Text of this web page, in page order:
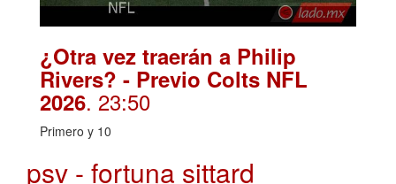
¿Otra vez traerán a Philip
Rivers? - Previo Colts NFL
2026. 23:50
Primero y 10
psv - fortuna sittard